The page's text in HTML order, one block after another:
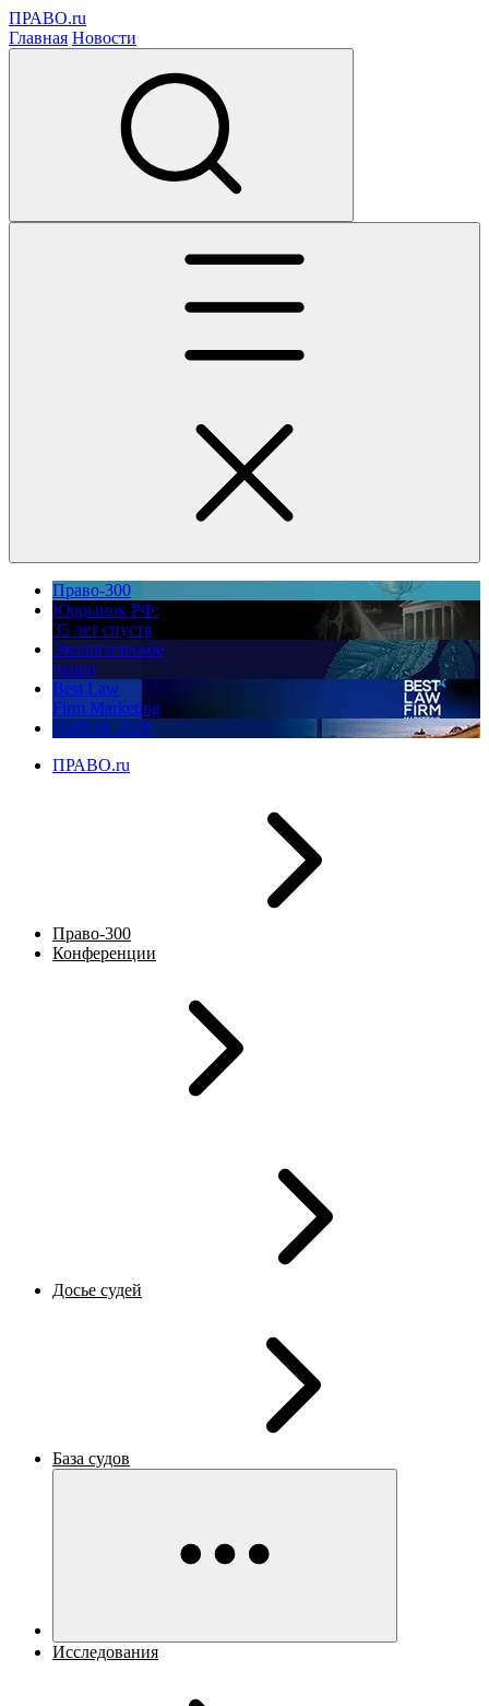
ПРАВО.ru
Главная Новости
Право-300
Юррынок РФ:
35 лет спустя
Экологическое
право
Best Law
Firm Marketing
ПМЮФ 2026
ПРАВО.ru
Право-300
Конференции
Досье судей
База судов
Исследования